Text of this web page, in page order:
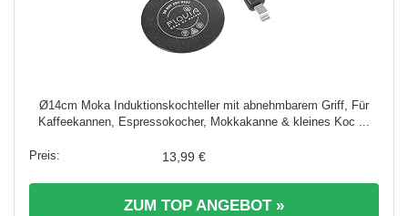
Ø14cm Moka Induktionskochteller mit abnehmbarem Griff, Für
Kaffeekannen, Espressokocher, Mokkakanne & kleines Koc ...
13,99 €
ZUM TOP ANGEBOT »